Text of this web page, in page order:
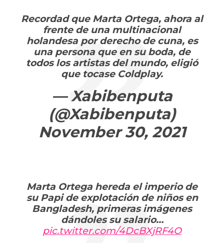
Recordad que Marta Ortega, ahora al
frente de una multinacional
holandesa por derecho de cuna, es
una persona que en su boda, de
todos los artistas del mundo, eligió
que tocase Coldplay.
— Xabibenputa
(@Xabibenputa)
November 30, 2021
Marta Ortega hereda el imperio de
su Papi de explotación de niños en
Bangladesh, primeras imágenes
dándoles su salario…
pic.twitter.com/4DcBXjRF4O